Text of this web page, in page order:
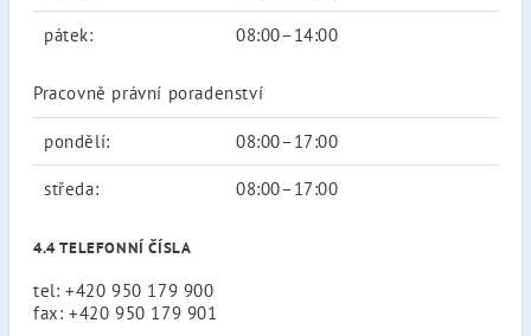
pátek: 08:00–14:00
Pracovně právní poradenství
pondělí: 08:00–17:00
středa: 08:00–17:00
4.4 TELEFONNÍ ČÍSLA
tel: +420 950 179 900
fax: +420 950 179 901